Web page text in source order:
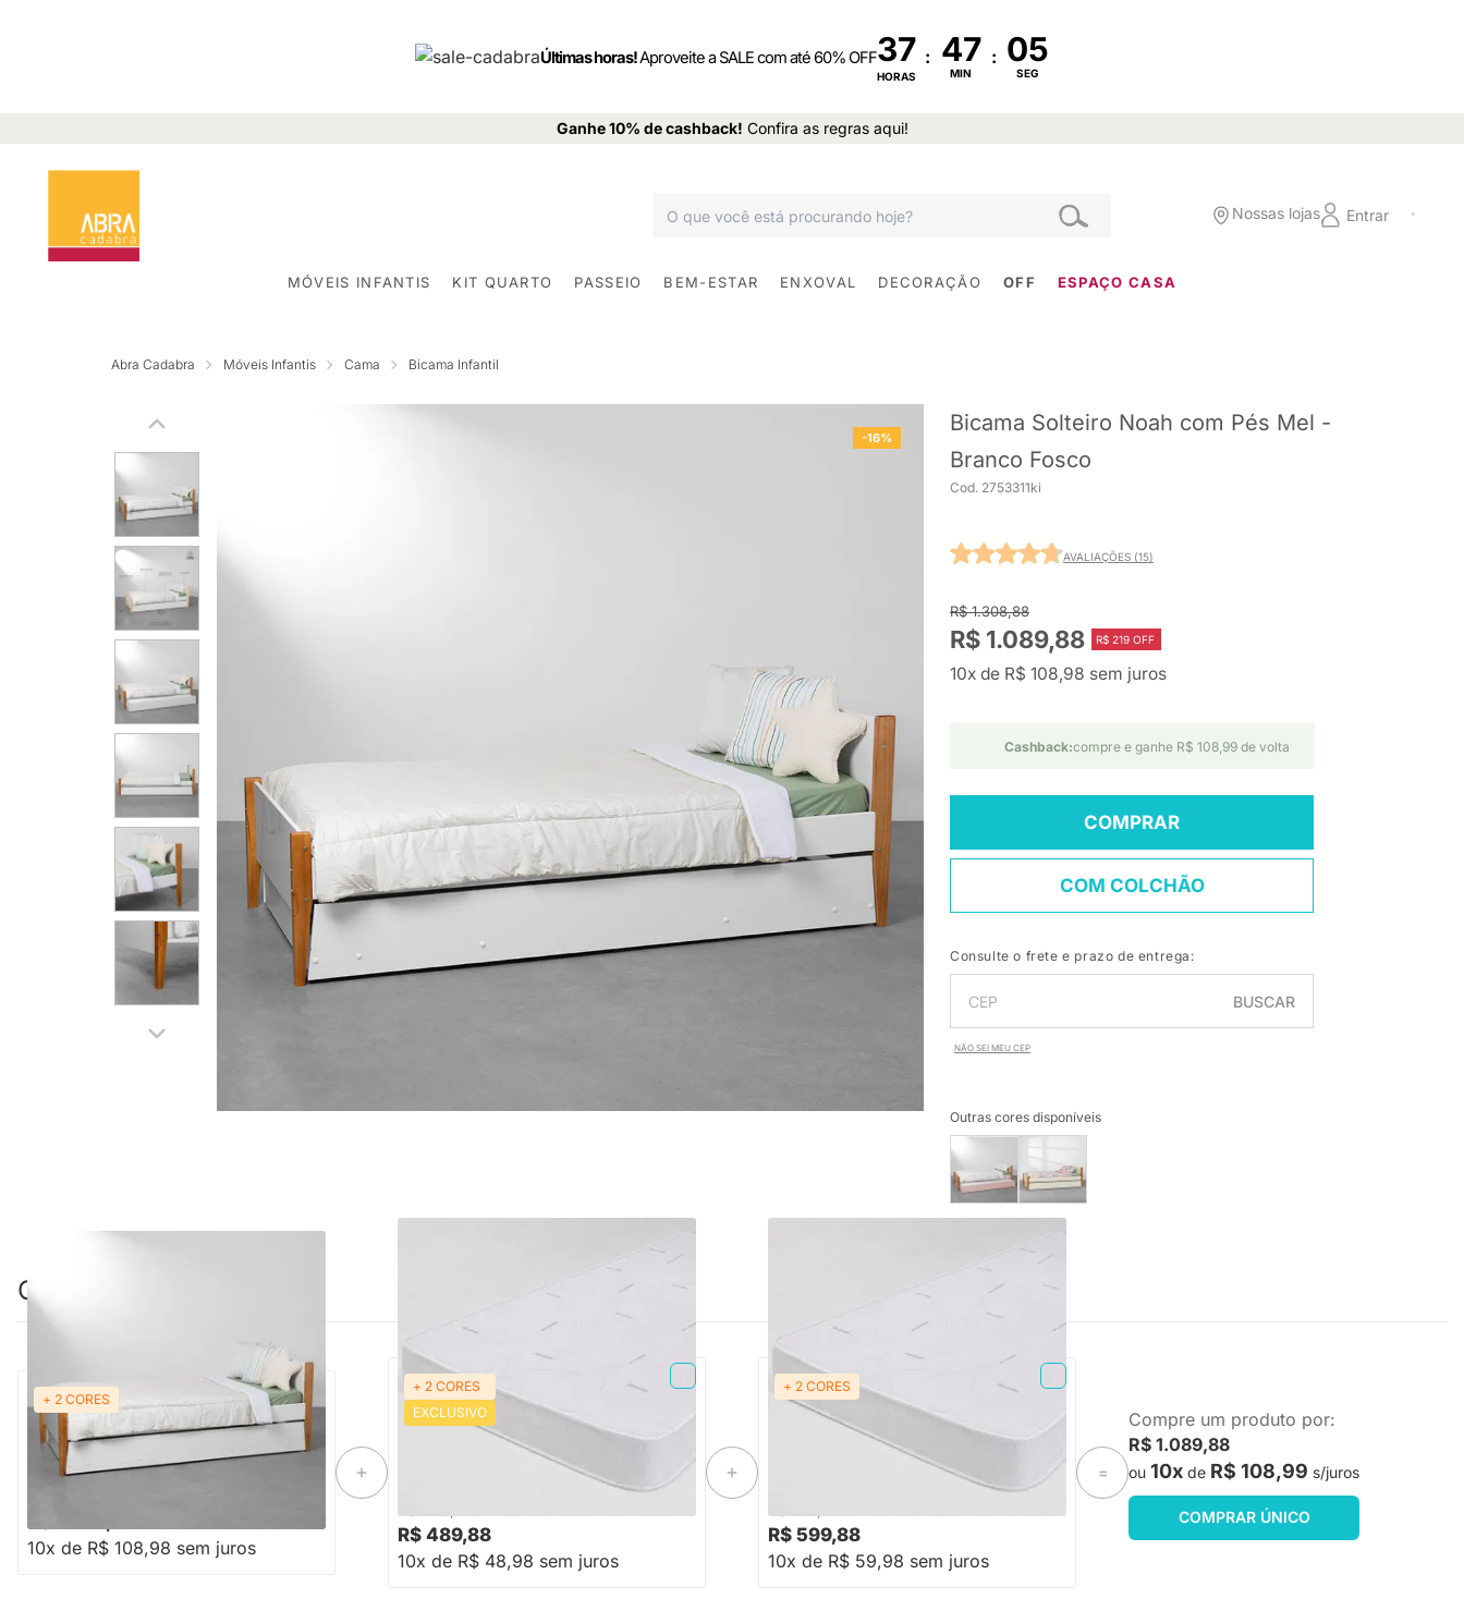
Últimas horas!Aproveite a SALE com até 60% OFF37
HORAS
:
MIN
:
SEG
Ganhe 10% de cashback! Confira as regras aqui!
Nossas lojas Entrar
MÓVEIS INFANTIS KIT QUARTO PASSEIO BEM-ESTAR ENXOVAL DECORAÇÃO OFF ESPAÇO CASA
Abra Cadabra Móveis Infantis Cama Bicama Infantil
-16%
Bicama Solteiro Noah com Pés Mel -
Branco Fosco
Cod. 2753311ki
AVALIAÇÕES (15)
R$ 1.308,88
R$ 1.089,88 R$ 219 OFF
10x de R$ 108,98 sem juros
Cashback:compre e ganhe R$ 108,99 de volta
COMPRAR
COM COLCHÃO
Consulte o frete e prazo de entrega:
BUSCAR
NÃO SEI MEU CEP
Outras cores disponíveis
Combinação perfeita
+ 2 CORES
Bicama Solteiro Noah com Pés Mel -
Branco Fosco
R$ 1.089,88
10x de R$ 108,98 sem juros
+ 2 CORES
EXCLUSIVO
PRONTA ENTREGA
Colchão de Espuma Plummi Solteiro
88cmx1,88mx12cm D23
R$ 489,88
10x de R$ 48,98 sem juros
+ 2 CORES PRONTA ENTREGA
Colchão de Espuma Plummi Solteiro
88cmx1,88mx14cm D28
R$ 599,88
10x de R$ 59,98 sem juros
=
Compre um produto por:
R$ 1.089,88
ou 10x de R$ 108,99 s/juros
COMPRAR ÚNICO